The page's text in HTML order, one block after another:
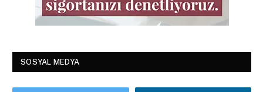
SOSYAL MEDYA